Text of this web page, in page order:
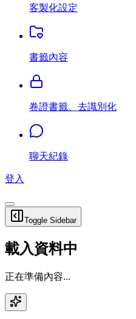
客製化設定
書籤內容
卷證書籤、去識別化
聊天紀錄
登入
Toggle Sidebar
載入資料中
正在準備內容...